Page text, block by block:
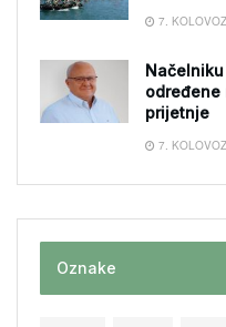
7.
određene
prijetnje
7.
Oznake